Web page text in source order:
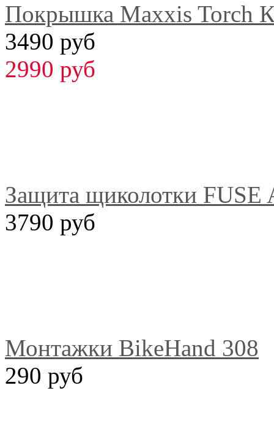
Покрышка Maxxis Torch
3490 руб
2990 руб
Защита щиколотки FUSE
3790 руб
Монтажки BikeHand 308
290 руб